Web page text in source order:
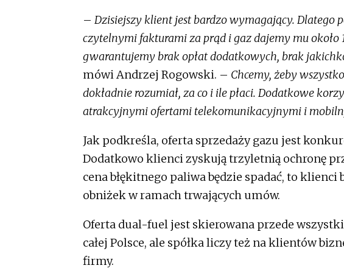
– Dzisiejszy klient jest bardzo wymagający. Dlatego
czytelnymi fakturami za prąd i gaz dajemy mu około
gwarantujemy brak opłat dodatkowych, brak
mówi Andrzej Rogowski. – Chcemy, żeby
dokładnie rozumiał, za co i ile płaci. Dodatkowe
atrakcyjnymi ofertami telekomunikacyjnymi i
Jak podkreśla, oferta sprzedaży gazu jest
Dodatkowo klienci zyskują trzyletnią ochronę
cena błękitnego paliwa będzie spadać, to
obniżek w ramach trwających umów.
Oferta dual-fuel jest skierowana przede
całej Polsce, ale spółka liczy też na klientów
firmy.